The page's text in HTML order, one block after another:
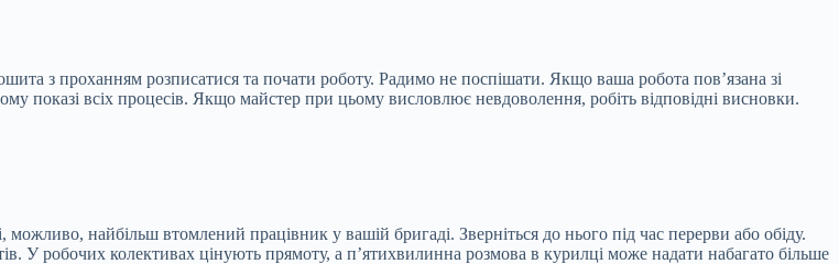
з проханням розписатися та почати роботу. Радимо не поспішати. Якщо ваша робота пов’язана зі
показі всіх процесів. Якщо майстер при цьому висловлює невдоволення, робіть відповідні висновки.
найбільш втомлений працівник у вашій бригаді. Зверніться до нього під час перерви або обіду.
У робочих колективах цінують прямоту, а п’ятихвилинна розмова в курилці може надати набагато більше